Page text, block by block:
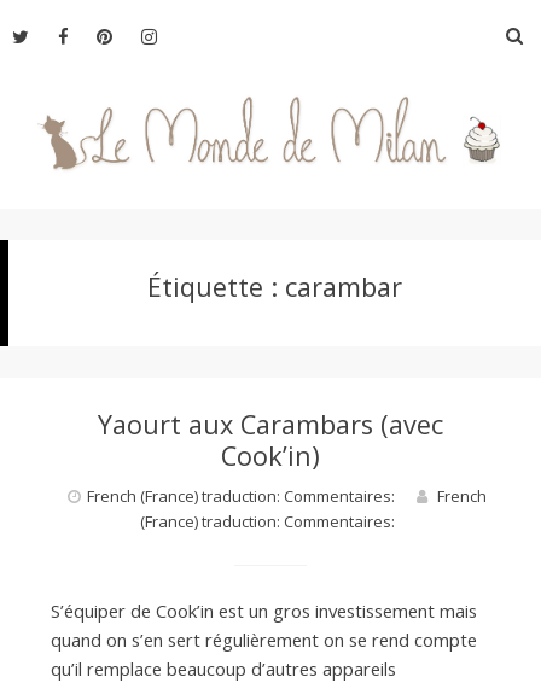
au
Étiquette : carambar
Yaourt aux Carambars (avec
Cook’in)
French (France) traduction: Commentaires:
French
(France) traduction: Commentaires:
S’équiper de Cook’in est un gros investissement mais
quand on s’en sert régulièrement on se rend compte
qu’il remplace beaucoup d’autres appareils